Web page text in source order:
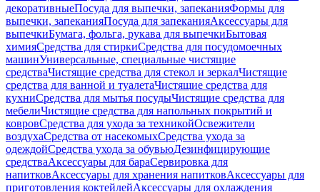
декоративныеПосуда для выпечки, запеканияФормы для
выпечки, запеканияПосуда для запеканияАксессуары для
выпечкиБумага, фольга, рукава для выпечкиБытовая
химияСредства для стиркиСредства для посудомоечных
машинУниверсальные, специальные чистящие
средстваЧистящие средства для стекол и зеркалЧистящие
средства для ванной и туалетаЧистящие средства для
кухниСредства для мытья посудыЧистящие средства для
мебелиЧистящие средства для напольных покрытий и
ковровСредства для ухода за техникойОсвежители
воздухаСредства от насекомыхСредства ухода за
одеждойСредства ухода за обувьюДезинфицирующие
средстваАксессуары для бараСервировка для
напитковАксессуары для хранения напитковАксессуары для
приготовления коктейлейАксессуары для охлаждения